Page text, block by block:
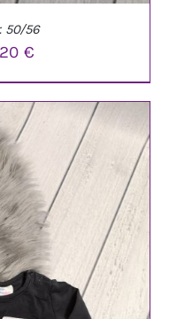
/ DETAILS
50/56
€
€
Preis
ist:
1,20 €.